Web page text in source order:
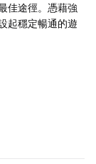
佳途徑。憑藉強
起穩定暢通的遊